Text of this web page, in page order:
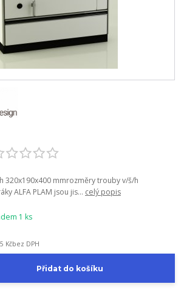
320x190x400 mmrozměry trouby v/š/h
ALFA PLAM jsou jis... celý popis
1 ks
Kčbez DPH
Přidat do košíku